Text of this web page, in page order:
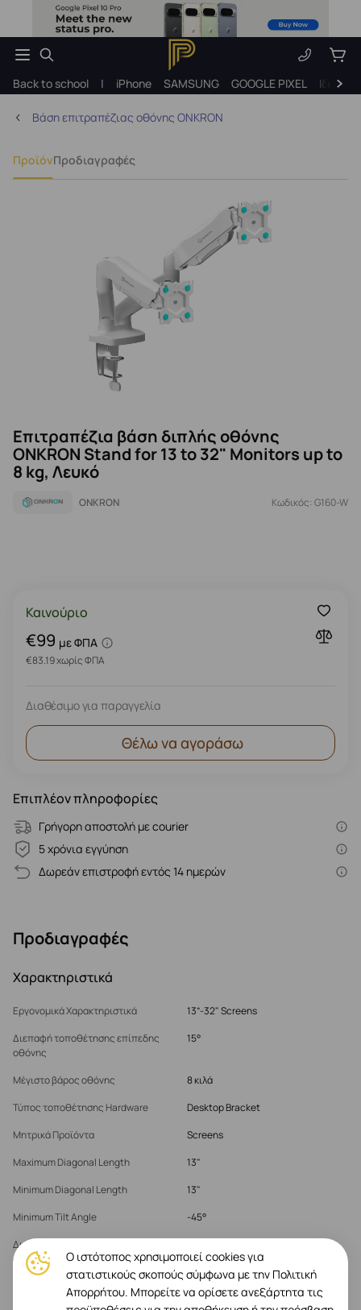
Back to school | iPhone SAMSUNG GOOGLE PIXEL Ιδέες
Βάση επιτραπέζιας οθόνης ONKRON
ΠροϊόνΠροδιαγραφές
Επιτραπέζια βάση διπλής οθόνης
ONKRON Stand for 13 to 32" Monitors up to
8 kg, Λευκό
ONKRON Κωδικός: G160-W
Καινούριο
€99 με ΦΠΑ
€83.19 χωρίς ΦΠΑ
Διαθέσιμο για παραγγελία
Θέλω να αγοράσω
Επιπλέον πληροφορίες
Γρήγορη αποστολή με courier
5 χρόνια εγγύηση
Δωρεάν επιστροφή εντός 14 ημερών
Προδιαγραφές
Χαρακτηριστικά
Εργονομικά Χαρακτηριστικά
13”-32" Screens
Διεπαφή τοποθέτησης επίπεδης
οθόνης
15°
Μέγιστο βάρος οθόνης
8 κιλά
Τύπος τοποθέτησης Hardware
Desktop Bracket
Μητρικά Προϊόντα
Screens
Maximum Diagonal Length
13"
Minimum Diagonal Length
13"
Minimum Tilt Angle
-45°
Διεπαφή τοποθέτησης επίπεδης
οθόνης
Ο ιστότοπος χρησιμοποιεί cookies για
στατιστικούς σκοπούς σύμφωνα με την Πολιτική
Απορρήτου. Μπορείτε να ορίσετε ανεξάρτητα τις